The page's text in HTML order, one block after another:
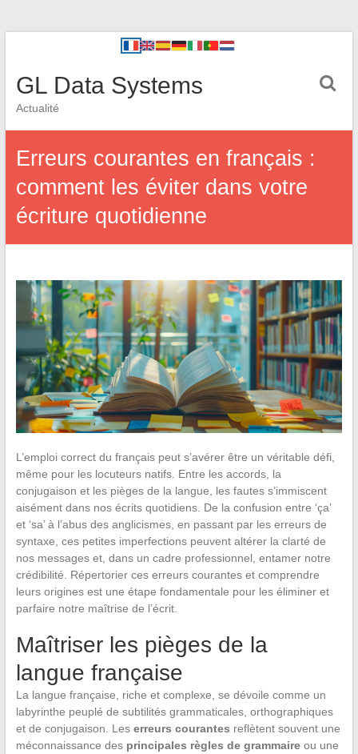
GL Data Systems
Actualité
Erreurs courantes en français :
comment les éviter dans votre
écriture quotidienne
L’emploi correct du français peut s’avérer être un véritable défi,
même pour les locuteurs natifs. Entre les accords, la
conjugaison et les pièges de la langue, les fautes s’immiscent
aisément dans nos écrits quotidiens. De la confusion entre ‘ça’
et ‘sa’ à l’abus des anglicismes, en passant par les erreurs de
syntaxe, ces petites imperfections peuvent altérer la clarté de
nos messages et, dans un cadre professionnel, entamer notre
crédibilité. Répertorier ces erreurs courantes et comprendre
leurs origines est une étape fondamentale pour les éliminer et
parfaire notre maîtrise de l’écrit.
Maîtriser les pièges de la
langue française
La langue française, riche et complexe, se dévoile comme un
labyrinthe peuplé de subtilités grammaticales, orthographiques
et de conjugaison. Les erreurs courantes reflètent souvent une
méconnaissance des principales règles de grammaireou une